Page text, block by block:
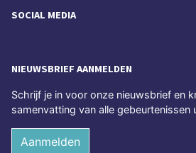
SOCIAL MEDIA
NIEUWSBRIEF AANMELDEN
Schrijf je in voor onze nieuwsbrief en
samenvatting van alle gebeurtenissen
Aanmelden